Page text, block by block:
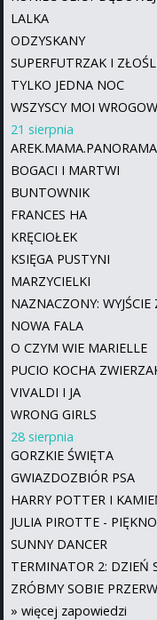
LALKA
ODZYSKANY
SUPERFUTRZAK I
TYLKO JEDNA NOC
WSZYSCY MOI
21 sierpnia
AREK.MAMA.PANORAMA
BOGACI I MARTWI
BUNTOWNIK
FRANCES HA
KRĘCIOŁEK
KSIĘGA PUSTYNI
MARZYCIELKI
NAZNACZONY:
NOWA FALA
O CZYM WIE MARIELLE
PUCIO KOCHA
VIVALDI I JA
WRONG GIRLS
28 sierpnia
GORZKIE ŚWIĘTA
GWIAZDOZBIÓR PSA
HARRY POTTER I
JULIA PIROTTE -
SUNNY DANCER
TERMINATOR 2: DZIEŃ
ZRÓBMY SOBIE
» więcej zapowiedzi